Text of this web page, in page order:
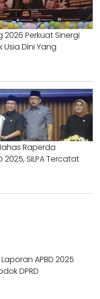
2026 Perkuat Sinergi
Usia Dini Yang
Raperda
SiLPA Tercatat
APBD 2025
DPRD